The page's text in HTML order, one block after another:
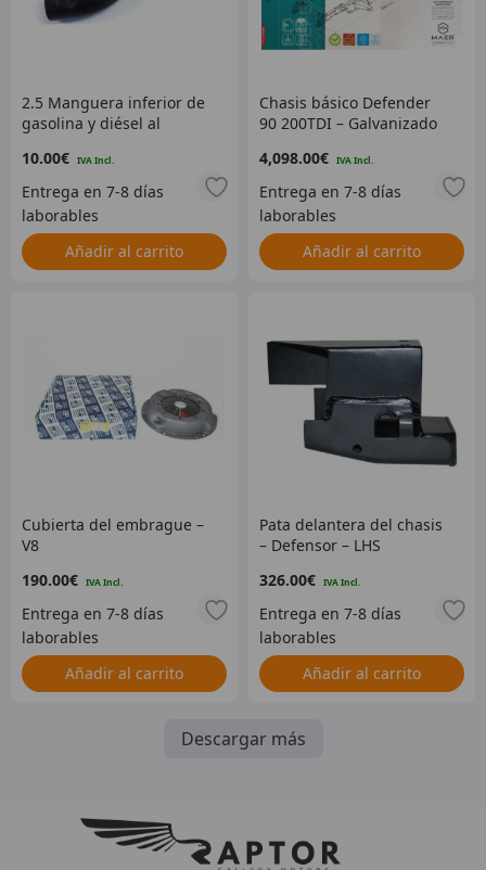
2.5 Manguera inferior de
gasolina y diésel al
10.00€
Añadir al carrito
Chasis básico Defender
90 200TDI – Galvanizado
4,098.00€
Añadir al carrito
Cubierta del embrague –
V8
190.00€
Añadir al carrito
Pata delantera del chasis
– Defensor – LHS
326.00€
Añadir al carrito
Descargar más